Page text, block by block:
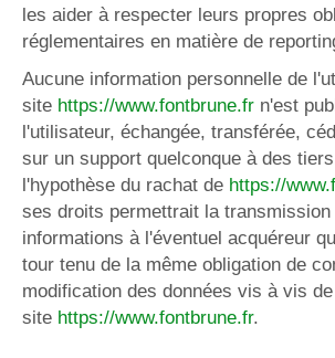
les aider à respecter leurs propres
réglementaires en matière de
Aucune information personnelle de
site https://www.fontbrune.fr n'est
l'utilisateur, échangée, transférée,
sur un support quelconque à des
l'hypothèse du rachat de https://
ses droits permettrait la transmission
informations à l'éventuel acquéreur
tour tenu de la même obligation de
modification des données vis à vis
site https://www.fontbrune.fr.